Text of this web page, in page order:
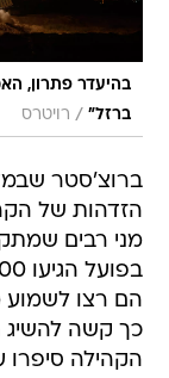
בהיעדר פתרון,
ברזל" / רויטרס
ברוצ'סטר
הזדהות של
הם רצו לשמוע
כך קשה להשיג
הקהילה סיפרו